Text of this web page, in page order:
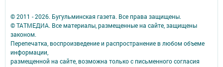
© 2011 - 2026. Бугульминская газета. Все права защищены.
© ТАТМЕДИА. Все материалы, размещенные на сайте, защищены
законом.
Перепечатка, воспроизведение и распространение в любом объеме
информации,
размещенной на сайте, возможна только с письменного согласия